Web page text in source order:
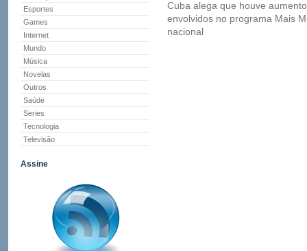
Esportes
Games
Internet
Mundo
Música
Novelas
Outros
Saúde
Series
Tecnologia
Televisão
Assine
Cuba alega que houve
envolvidos no programa Mais
nacional